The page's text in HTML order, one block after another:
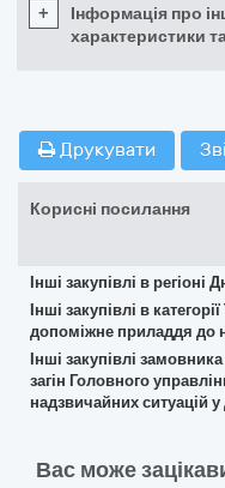
+
Інформація про
характеристики
Друкувати
Корисні посилання
Інші закупівлі в
Інші закупівлі в
допоміжне приладдя до
Інші закупівлі
загін Головного
надзвичайних ситуацій
Вас може